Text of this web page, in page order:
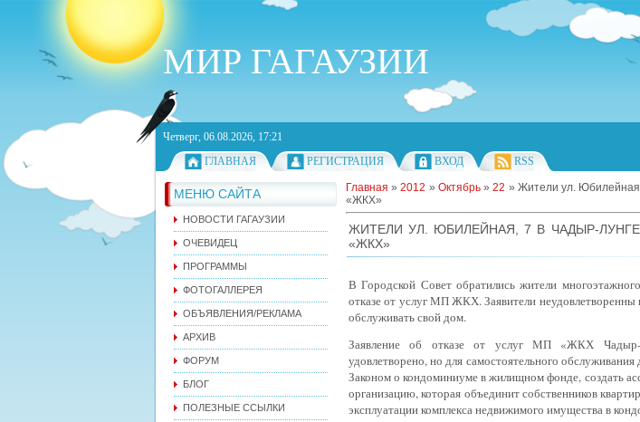
МИР ГАГАУЗИИ
Четверг, 06.08.2026, 17:21
ГЛАВНАЯ
РЕГИСТРАЦИЯ ВХОД RSS
МЕНЮ САЙТА
НОВОСТИ ГАГАУЗИИ
ОЧЕВИДЕЦ
ПРОГРАММЫ
ФОТОГАЛЛЕРЕЯ
ОБЪЯВЛЕНИЯ/РЕКЛАМА
АРХИВ
ФОРУМ
БЛОГ
ПОЛЕЗНЫЕ ССЫЛКИ
Главная »2012 » Октябрь » 22 » Жители ул.
«ЖКХ»
ЖИТЕЛИ УЛ. ЮБИЛЕЙНАЯ, 7 В ЧАДЫР-
«ЖКХ»
В Городской Совет обратились жители
отказе от услуг МП ЖКХ. Заявители неудовлетворенны
обслуживать свой дом.
Заявление об отказе от услуг МП «ЖКХ Чадыр-
удовлетворено, но для самостоятельного
Законом о кондоминиуме в жилищном фонде, создать
организацию, которая объединит собственников
эксплуатации комплекса недвижимого имущества в